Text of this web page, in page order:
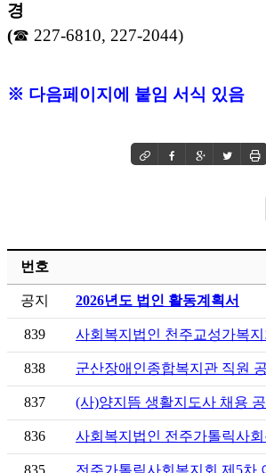
경
(☎ 227-6810, 227-2044)
※ 다음페이지에 붙임 서식 있음
번호
공지 2026년도 법인 활동계획서
839 사회복지법인 천주교성가복
838 군산장애인종합복지관 직원
837 (사)양지뜸 생활지도사 채용
836 사회복지법인 전주가톨릭사